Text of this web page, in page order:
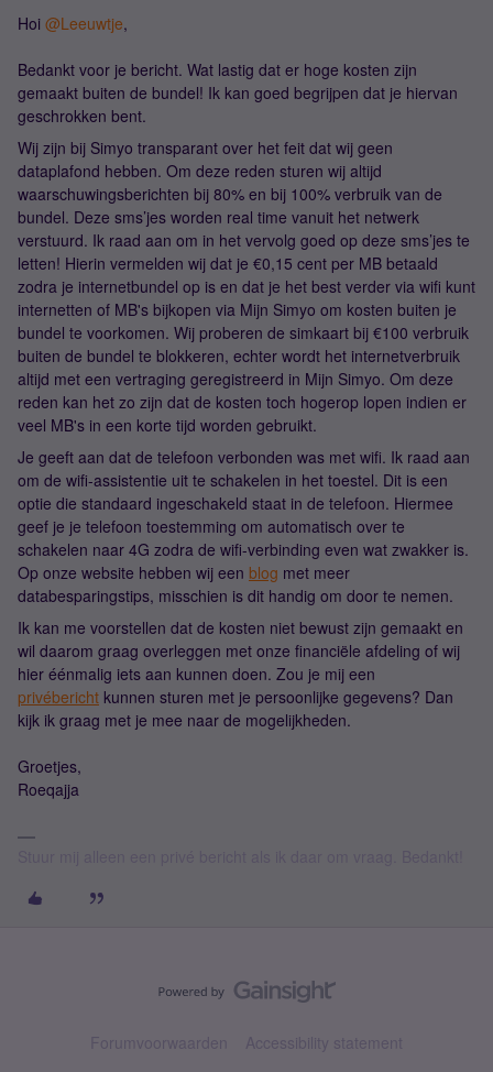
Hoi @Leeuwtje,
Bedankt voor je bericht. Wat lastig dat er hoge kosten zijn
gemaakt buiten de bundel! Ik kan goed begrijpen dat je hiervan
geschrokken bent.
Wij zijn bij Simyo transparant over het feit dat wij geen
dataplafond hebben. Om deze reden sturen wij altijd
waarschuwingsberichten bij 80% en bij 100% verbruik van de
bundel. Deze sms’jes worden real time vanuit het netwerk
verstuurd. Ik raad aan om in het vervolg goed op deze sms’jes te
letten! Hierin vermelden wij dat je €0,15 cent per MB betaald
zodra je internetbundel op is en dat je het best verder via wifi kunt
internetten of MB's bijkopen via Mijn Simyo om kosten buiten je
bundel te voorkomen. Wij proberen de simkaart bij €100 verbruik
buiten de bundel te blokkeren, echter wordt het internetverbruik
altijd met een vertraging geregistreerd in Mijn Simyo. Om deze
reden kan het zo zijn dat de kosten toch hogerop lopen indien er
veel MB's in een korte tijd worden gebruikt.
Je geeft aan dat de telefoon verbonden was met wifi. Ik raad aan
om de wifi-assistentie uit te schakelen in het toestel. Dit is een
optie die standaard ingeschakeld staat in de telefoon. Hiermee
geef je je telefoon toestemming om automatisch over te
schakelen naar 4G zodra de wifi-verbinding even wat zwakker is.
Op onze website hebben wij een blog met meer
databesparingstips, misschien is dit handig om door te nemen.
Ik kan me voorstellen dat de kosten niet bewust zijn gemaakt en
wil daarom graag overleggen met onze financiële afdeling of wij
hier éénmalig iets aan kunnen doen. Zou je mij een
privébericht kunnen sturen met je persoonlijke gegevens? Dan
kijk ik graag met je mee naar de mogelijkheden.
Groetjes,
Roeqajja
Forumvoorwaarden Accessibility statement